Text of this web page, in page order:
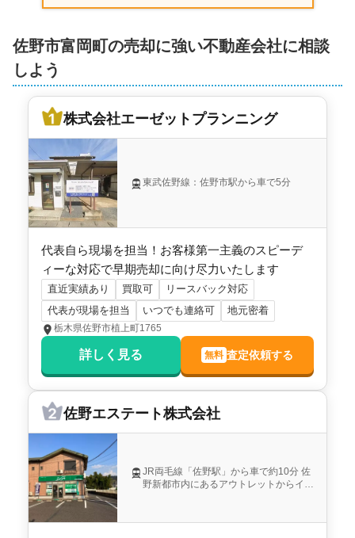
つなぐ不動産株式会社
700万円 2023年11月
栃木県佐野市富岡町
あかぎ不動産株式会社
700万円
栃木県佐野市富岡町
状態:更地 土地面積:247
あかぎ不動産株式会社
1,900 2020年4月
栃木県佐野市富岡町
階数:2階
土地面積:207㎡
つなぐ不動産株式会社
佐野市富岡町の売却に強い不動産会社に相談
しよう
株式会社エーゼットプランニング
東武佐野線：佐野市駅から車で5分
代表自ら現場を担当！お客様第一主義のスピーデ
ィーな対応で早期売却に向け尽力いたします
直近実績あり 買取可
リースバック対応
代表が現場を担当
いつでも連絡可 地元密着
栃木県佐野市植上町1765
詳しく見る 無料 査定依頼する
佐野エステート株式会社
JR両毛線「佐野駅」から車で約10分 佐
野新都市内にあるアウトレットからイオ
す。